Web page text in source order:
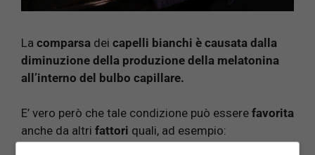
La comparsa dei capelli bianchi è causata dalla
diminuzione della produzione della melatonina
all’interno del bulbo capillare.
E’ vero però che tale condizione può essere favorita
anche da altri fattori quali, ad esempio: